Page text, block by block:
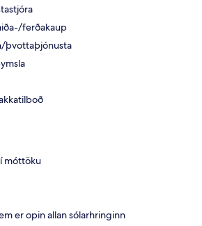
ferðakaup
þvottaþjónusta
móttöku
er opin allan sólarhringinn